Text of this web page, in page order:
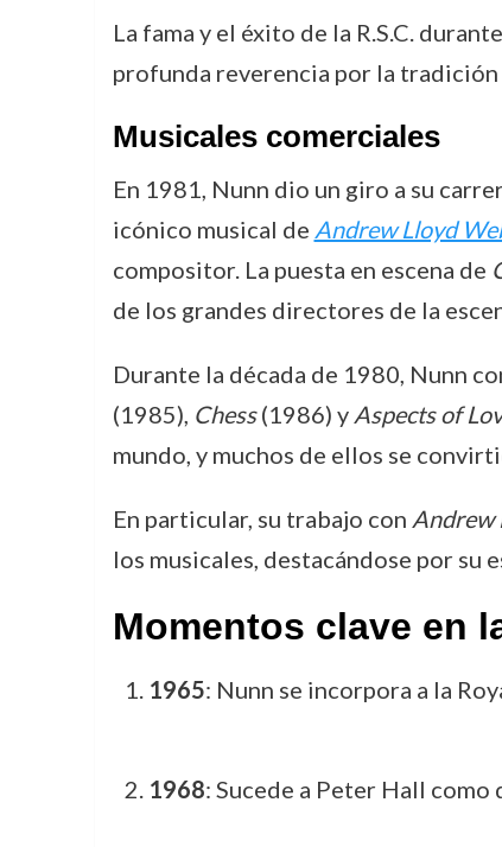
La fama y el éxito de la R.S.C.
profunda reverencia por la
Musicales comerciales
En 1981, Nunn dio un giro a su
icónico musical de Andrew Lloyd
compositor. La puesta en escena de
de los grandes directores de la
Durante la década de 1980, Nunn
(1985), Chess(1986) y Aspects of
mundo, y muchos de ellos se
En particular, su trabajo con Andrew
los musicales, destacándose por su
Momentos clave en
1965: Nunn se incorpora a la
1968: Sucede a Peter Hall